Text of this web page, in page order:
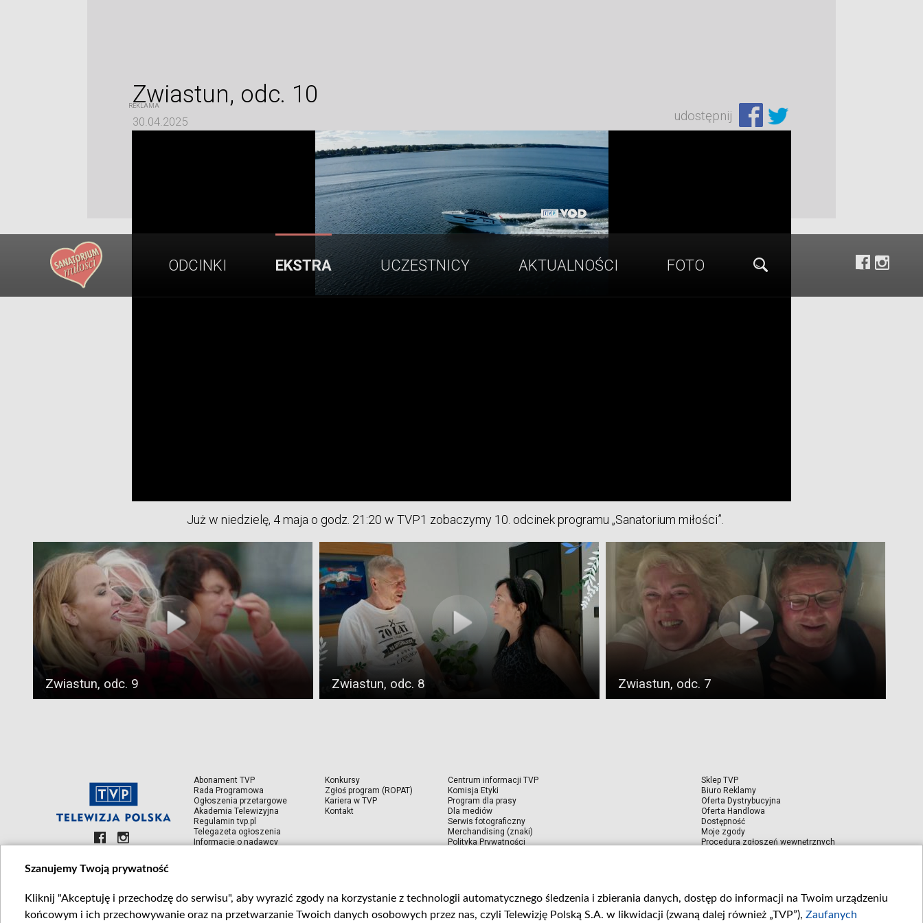
ODCINKI EKSTRA UCZESTNICY AKTUALNOŚCI FOTO
Zwiastun, odc. 10
30.04.2025 udostępnij
Już w niedzielę, 4 maja o godz. 21:20 w TVP1 zobaczymy 10. odcinek programu „Sanatorium miłości”.
Zwiastun, odc. 9 Zwiastun, odc. 8 Zwiastun, odc. 7
Abonament TVP
Rada Programowa
Ogłoszenia przetargowe
Akademia Telewizyjna
Regulamin tvp.pl
Telegazeta ogłoszenia
Informacje o nadawcy
Konkursy
Zgłoś program (ROPAT)
Kariera w TVP
Kontakt
Centrum informacji TVP
Komisja Etyki
Program dla prasy
Dla mediów
Serwis fotograficzny
Merchandising (znaki)
Polityka Prywatności
Sklep TVP
Biuro Reklamy
Oferta Dystrybucyjna
Oferta Handlowa
Dostępność
Moje zgody
Procedura zgłoszeń wewnętrznych
Szanujemy Twoją prywatność
Kliknij "Akceptuję i przechodzę do serwisu", aby wyrazić zgody na korzystanie z technologii automatycznego śledzenia i zbierania danych, dostęp do informacji na Twoim urządzeniu
końcowym i ich przechowywanie oraz na przetwarzanie Twoich danych osobowych przez nas, czyli Telewizję Polską S.A. w likwidacji (zwaną dalej również „TVP”), Zaufanych